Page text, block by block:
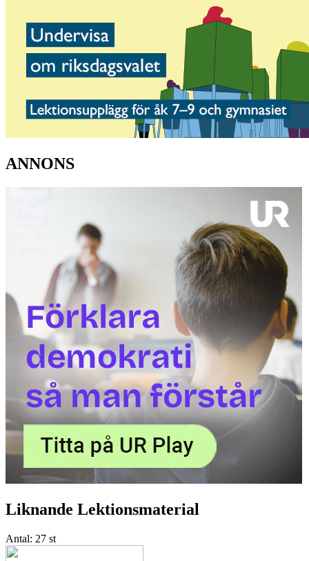
ANNONS
Liknande Lektionsmaterial
Antal: 27 st